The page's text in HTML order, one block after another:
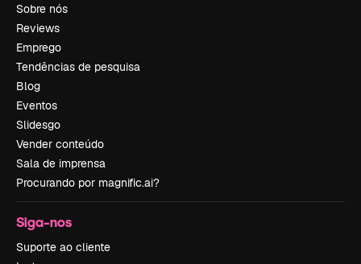
Sobre nós
Reviews
Emprego
Tendências de pesquisa
Blog
Eventos
Slidesgo
Vender conteúdo
Sala de imprensa
Procurando por magnific.ai?
Siga-nos
Suporte ao cliente